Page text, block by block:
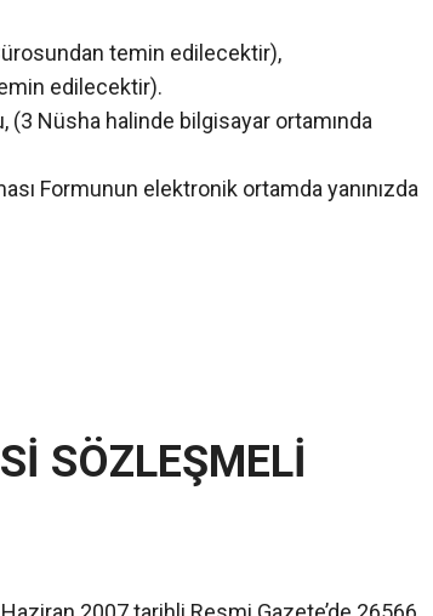
temin edilecektir),
edilecektir).
(3 Nüsha halinde bilgisayar ortamında
Formunun elektronik ortamda yanınızda
SÖZLEŞMELİ